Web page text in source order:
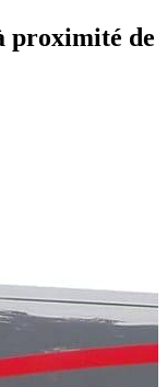
proximité de